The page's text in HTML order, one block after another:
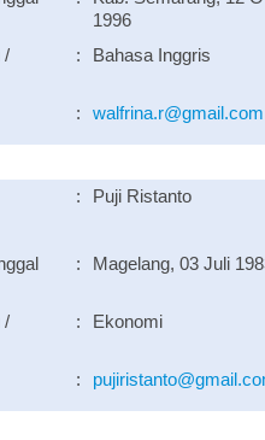
1996
/
: Bahasa Inggris
: walfrina.r@gmail.com
: Puji Ristanto
: Magelang, 03 Juli
/
: Ekonomi
: